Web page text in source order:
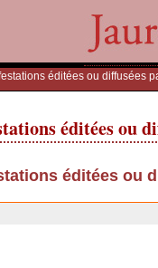
éditées ou diffusées
éditées ou
éditées ou